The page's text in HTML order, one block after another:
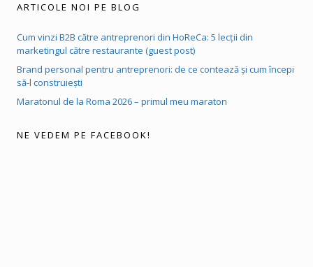
ARTICOLE NOI PE BLOG
Cum vinzi B2B către antreprenori din HoReCa: 5 lecții din
marketingul către restaurante (guest post)
Brand personal pentru antreprenori: de ce contează și cum începi
să-l construiești
Maratonul de la Roma 2026 – primul meu maraton
NE VEDEM PE FACEBOOK!